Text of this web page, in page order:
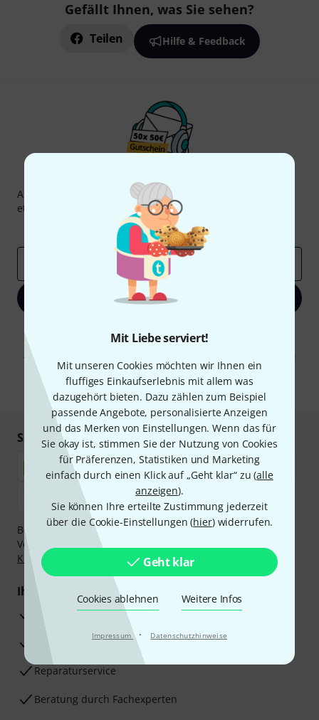
Mit Liebe serviert!
Mit unseren Cookies möchten wir Ihnen ein
fluffiges Einkaufserlebnis mit allem was
dazugehört bieten. Dazu zählen zum Beispiel
passende Angebote, personalisierte Anzeigen
und das Merken von Einstellungen. Wenn das für
Sie okay ist, stimmen Sie der Nutzung von Cookies
für Präferenzen, Statistiken und Marketing
einfach durch einen Klick auf „Geht klar“ zu (alle
anzeigen).
Sie können Ihre erteilte Zustimmung jederzeit
über die Cookie-Einstellungen (hier) widerrufen.
Geht klar
Cookies ablehnen Weitere Infos
Impressum · Datenschutzhinweise
Gefällt Ihnen, was Sie sehen?
Teilen Hilfe & Feedback
Abonniere den Thomann Newsletter und gewinne mit
etwas Glück einen von
50 Gutscheinen
Inspirierende Beiträge
Deals Thomann Insights
Jetzt anmelden
Mit Klick auf „Jetzt anmelden“ stimmen Sie dem Erhalt von E-Mail-
Werbung und einer Messung des E-Mail-Nutzungsverhaltens zu. Die
Abmeldung ist jederzeit möglich. Weitere Informationen finden Sie in
unserenDatenschutzhinweisen.
* Pflichtfeld
Sicher einkaufen & bezahlen
Bezahlen Sie vertraulich und sicher per Nachnahme,
Vorkasse, PayPal, Amazon Pay,
Klarna Ratenzahlung
oder Kreditkarte.
Ihre Vorteile
3 Jahre Thomann Garantie
30 Tage Money-Back-Garantie
Reparaturservice
Beratung durch Fachexperten